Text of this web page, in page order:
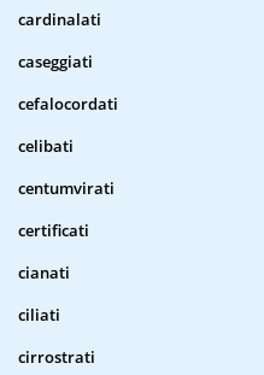
cardinalati
caseggiati
cefalocordati
celibati
centumvirati
certificati
cianati
ciliati
cirrostrati